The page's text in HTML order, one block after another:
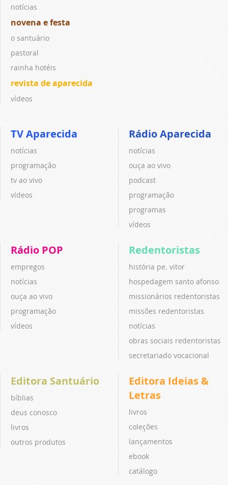
notícias
novena e festa
o santuário
pastoral
rainha hotéis
revista de aparecida
vídeos
TV Aparecida
notícias
programação
tv ao vivo
vídeos
Rádio Aparecida
notícias
ouça ao vivo
podcast
programação
programas
vídeos
Rádio POP
empregos
notícias
ouça ao vivo
programação
vídeos
Redentoristas
história pe. vitor
hospedagem santo afonso
missionários redentoristas
missões redentoristas
notícias
obras sociais redentoristas
secretariado vocacional
Editora Santuário
bíblias
deus conosco
livros
outros produtos
Editora Ideias &
Letras
livros
coleções
lançamentos
ebook
catálogo